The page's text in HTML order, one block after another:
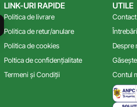
LINK-URI RAPIDE
Politica de livrare
Politica de retur/anulare
Politica de cookies
Poltica de confidențialitate
Termeni și Condiții
UTILE
Contact
Despre
Contul